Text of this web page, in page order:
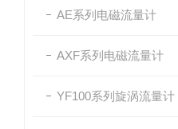
AE系列电磁流量计
AXF系列电磁流量计
YF100系列旋涡流量计